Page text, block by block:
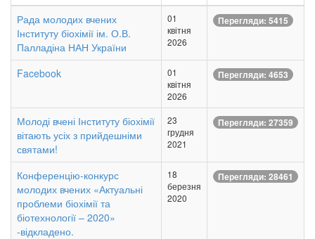
Рада молодих вчених
Інституту біохімії ім. О.В.
Палладіна НАН України
01
квітня
2026
Перегляди: 5415
Facebook
01
квітня
2026
Перегляди: 4653
Молоді вчені Інституту біохімії
вітають усіх з прийдешніми
святами!
23
грудня
2021
Перегляди: 27359
Конференцію-конкурс
молодих вчених «Актуальні
проблеми біохімії та
біотехнології – 2020»
-відкладено.
18
березня
2020
Перегляди: 28461